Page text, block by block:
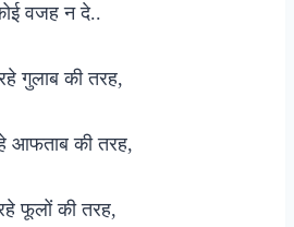
वजह न दे..
गुलाब की तरह,
आफताब की तरह,
फूलों की तरह,